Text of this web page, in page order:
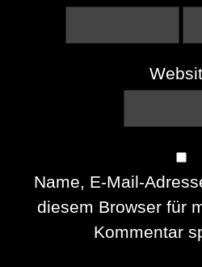
Name, E-Mail-
diesem Browser für
Kommentar